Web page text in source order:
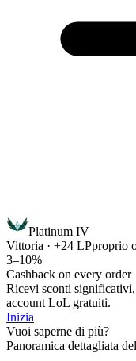
Platinum IV
Vittoria · +24 LPproprio
3–10%
Cashback on every order
Ricevi sconti
account LoL gratuiti.
Inizia
Vuoi saperne di più?
Panoramica dettagliata